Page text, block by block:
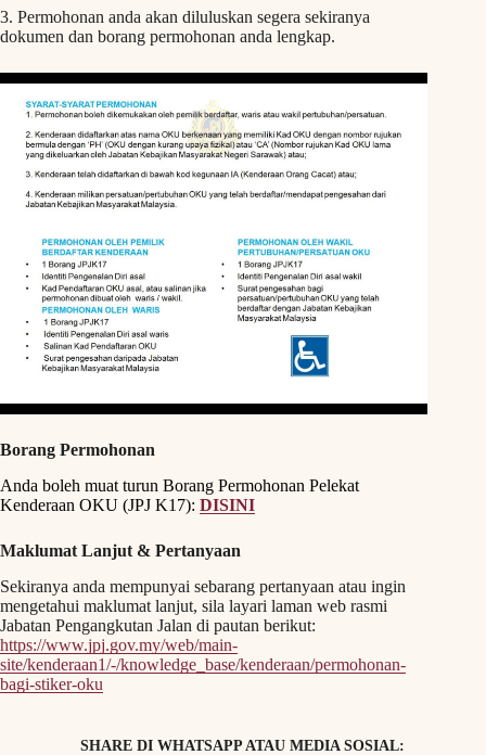
3. Permohonan anda akan diluluskan segera sekiranya
dokumen dan borang permohonan anda lengkap.
Borang Permohonan
Anda boleh muat turun Borang Permohonan Pelekat
Kenderaan OKU (JPJ K17): DISINI
Maklumat Lanjut & Pertanyaan
Sekiranya anda mempunyai sebarang pertanyaan atau ingin
mengetahui maklumat lanjut, sila layari laman web rasmi
Jabatan Pengangkutan Jalan di pautan berikut:
https://www.jpj.gov.my/web/main-
site/kenderaan1/-/knowledge_base/kenderaan/permohonan-
bagi-stiker-oku
SHARE DI WHATSAPP ATAU MEDIA SOSIAL: